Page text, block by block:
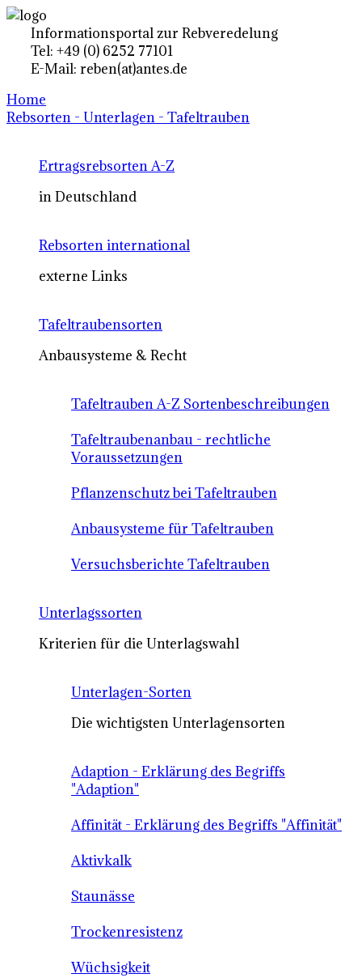
Informationsportal zur Rebveredelung
Tel: +49 (0) 6252 77101
E-Mail: reben(at)antes.de
Home
Rebsorten - Unterlagen - Tafeltrauben
Ertragsrebsorten A-Z
in Deutschland
Rebsorten international
externe Links
Tafeltraubensorten
Anbausysteme & Recht
Tafeltrauben A-Z Sortenbeschreibungen
Tafeltraubenanbau - rechtliche
Voraussetzungen
Pflanzenschutz bei Tafeltrauben
Anbausysteme für Tafeltrauben
Versuchsberichte Tafeltrauben
Unterlagssorten
Kriterien für die Unterlagswahl
Unterlagen-Sorten
Die wichtigsten Unterlagensorten
Adaption - Erklärung des Begriffs
"Adaption"
Affinität - Erklärung des Begriffs "Affinität"
Aktivkalk
Staunässe
Trockenresistenz
Wüchsigkeit